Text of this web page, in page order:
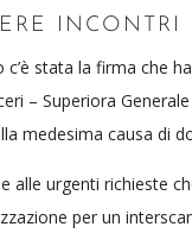
c’è stata la firma che
– Superiora
medesima causa di
alle urgenti richieste
per un